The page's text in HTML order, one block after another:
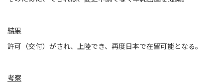
結果
許可（交付）がされ、上陸でき、再度日本で在留可能となる。
考察